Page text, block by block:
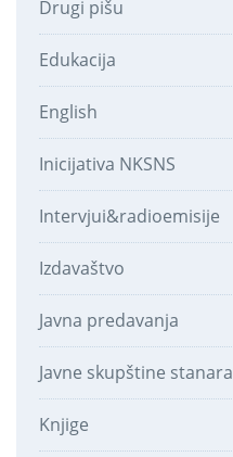
Drugi pišu
Edukacija
English
Inicijativa NKSNS
Intervjui&radioemisije
Izdavaštvo
Javna predavanja
Javne skupštine stanara
Knjige